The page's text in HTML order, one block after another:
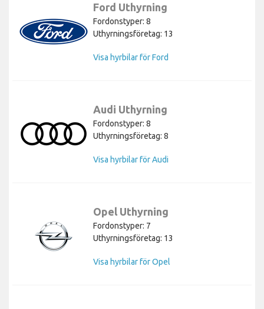
Ford Uthyrning
Fordonstyper: 8
Uthyrningsföretag: 13
Visa hyrbilar för Ford
Audi Uthyrning
Fordonstyper: 8
Uthyrningsföretag: 8
Visa hyrbilar för Audi
Opel Uthyrning
Fordonstyper: 7
Uthyrningsföretag: 13
Visa hyrbilar för Opel